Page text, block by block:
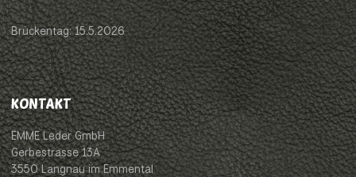
Brückentag: 15.5.2026
KONTAKT
EMME Leder GmbH
Gerbestrasse 13A
3550 Langnau im Emmental